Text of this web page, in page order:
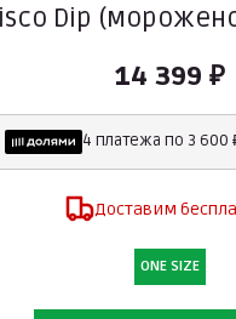
Dip
14 399 ₽
4 платежа по 3 600
Доставим
ONE SIZE